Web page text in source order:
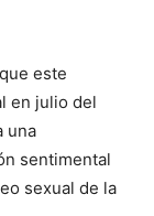
este
en julio del
una
sentimental
sexual de la